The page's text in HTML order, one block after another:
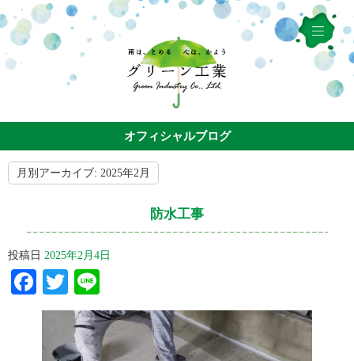
オフィシャルブログ
月別アーカイブ: 2025年2月
防水工事
投稿日 2025年2月4日
Facebook
Twitter